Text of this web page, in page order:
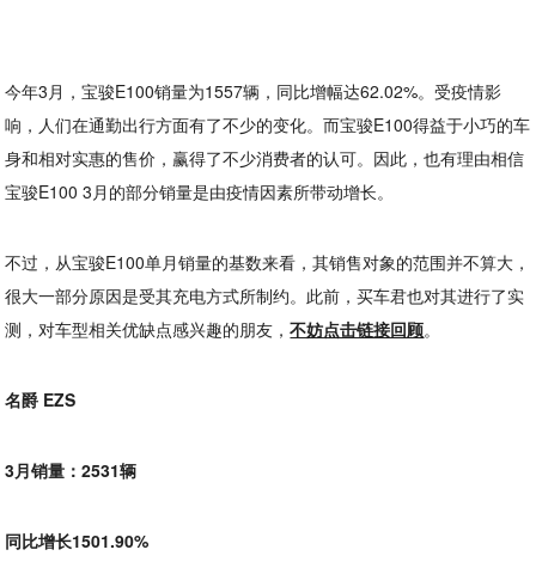
今年3月，宝骏E100销量为1557辆，同比增幅达62.02%。受疫情影
响，人们在通勤出行方面有了不少的变化。而宝骏E100得益于小巧的车
身和相对实惠的售价，赢得了不少消费者的认可。因此，也有理由相信
宝骏E100 3月的部分销量是由疫情因素所带动增长。
不过，从宝骏E100单月销量的基数来看，其销售对象的范围并不算大，
很大一部分原因是受其充电方式所制约。此前，买车君也对其进行了实
测，对车型相关优缺点感兴趣的朋友，不妨点击链接回顾。
名爵 EZS
3月销量：2531辆
同比增长1501.90%